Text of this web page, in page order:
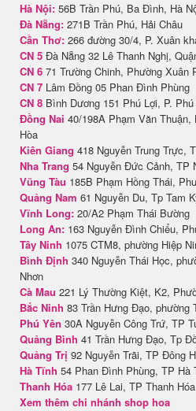
Hà Nội: 56B Trần Phú, Ba Đình, Hà
Đà Nẵng: 271B Trần Phú, Hải Châu
Cần Thơ: 266 đường 30/4, P. Xuân
CN 5 Đà Nẵng 32 Lê Thanh Nghị,
CN 6 71 Trường Chinh, Phường Xuân
CN 7 Lâm Đồng 05 Phan Đình Phùng
CN 8 Bình Dương 151 Phú Lợi, P.
Đồng Nai 40/198A Phạm Văn Thuận,
Hòa
Kiên Giang 418 Nguyễn Trung Trực,
Nha Trang 54 Nguyễn Đức Cảnh, TP
Vũng Tàu 185B Phạm Hồng Thái,
Quảng Nam 61 Nguyễn Du, Tp Tam
Vĩnh Long: 20/A2 Phạm Thái Bường
Long An: 163 Nguyễn Đình Chiểu,
Tây Ninh 1075 CTM8, phường Hiệp
Bình Định 340 Nguyễn Thái Học,
Nhơn
Cà Mau 221 Lý Thường Kiệt, K2,
Bắc Ninh 83 Trần Hưng Đạo, phường
Phú Yên 30A Nguyễn Công Trứ, TP
Quảng Bình 41 Trần Hưng Đạo, Tp
Quảng Trị 92 Nguyễn Trãi, TP Đông
Hà Tĩnh 54 Phan Đình Phùng, TP Hà
Thanh Hóa 177 Lê Lai, TP Thanh Hóa
Xem thêm chi nhánh shop hoa